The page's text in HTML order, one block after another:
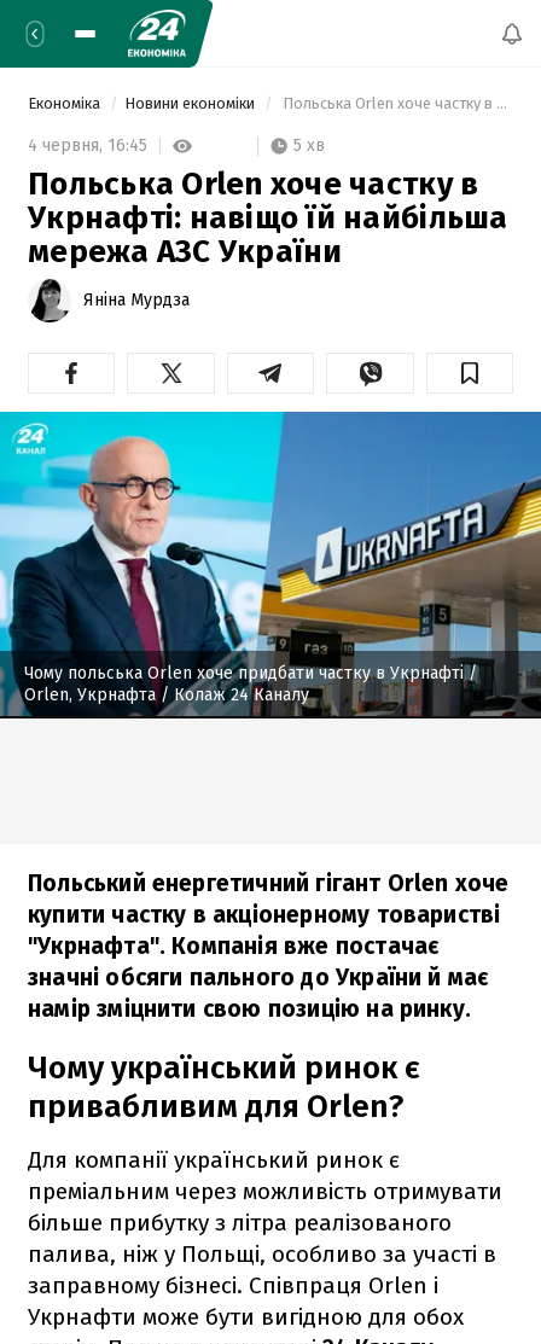
Економіка Новини економіки Польська Orlen хоче частку в Укрнафті: навіщо їй найбільша мережа АЗС України
4 червня, 16:45 5 хв
Польська Orlen хоче частку в
Укрнафті: навіщо їй найбільша
мережа АЗС України
Яніна Мурдза
Чому польська Orlen хоче придбати частку в Укрнафті /
Orlen, Укрнафта / Колаж 24 Каналу
Польський енергетичний гігант Orlen хоче
купити частку в акціонерному товаристві
"Укрнафта". Компанія вже постачає
значні обсяги пального до України й має
намір зміцнити свою позицію на ринку.
Чому український ринок є
привабливим для Orlen?
Для компанії український ринок є
преміальним через можливість отримувати
більше прибутку з літра реалізованого
палива, ніж у Польщі, особливо за участі в
заправному бізнесі. Співпраця Orlen і
Укрнафти може бути вигідною для обох